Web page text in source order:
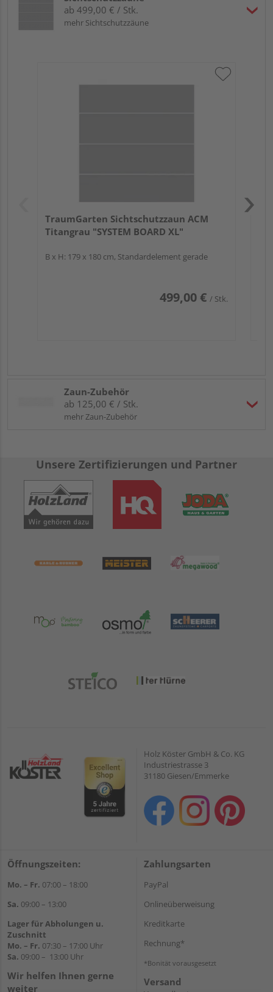
ab 499,00 € / Stk.
mehr Sichtschutzzäune
TraumGarten Sichtschutzzaun ACM
Titangrau "SYSTEM BOARD XL"
B x H: 179 x 180 cm, Standardelement gerade
499,00 € / Stk.
Zaun-Zubehör
ab 125,00 € / Stk.
mehr Zaun-Zubehör
Unsere Zertifizierungen und Partner
Holz Köster GmbH & Co. KG
Industriestrasse 3
31180 Giesen/Emmerke
Öffnungszeiten:
Mo. – Fr. 07:00 – 18:00
Sa. 09:00 – 13:00
Lager für Abholungen u.
Zuschnitt
Mo. – Fr. 07:30 – 17:00 Uhr
Sa. 09:00 – 13:00 Uhr
Wir helfen Ihnen gerne
weiter
Zahlungsarten
PayPal
Onlineüberweisung
Kreditkarte
Rechnung*
*Bonität vorausgesetzt
Versand